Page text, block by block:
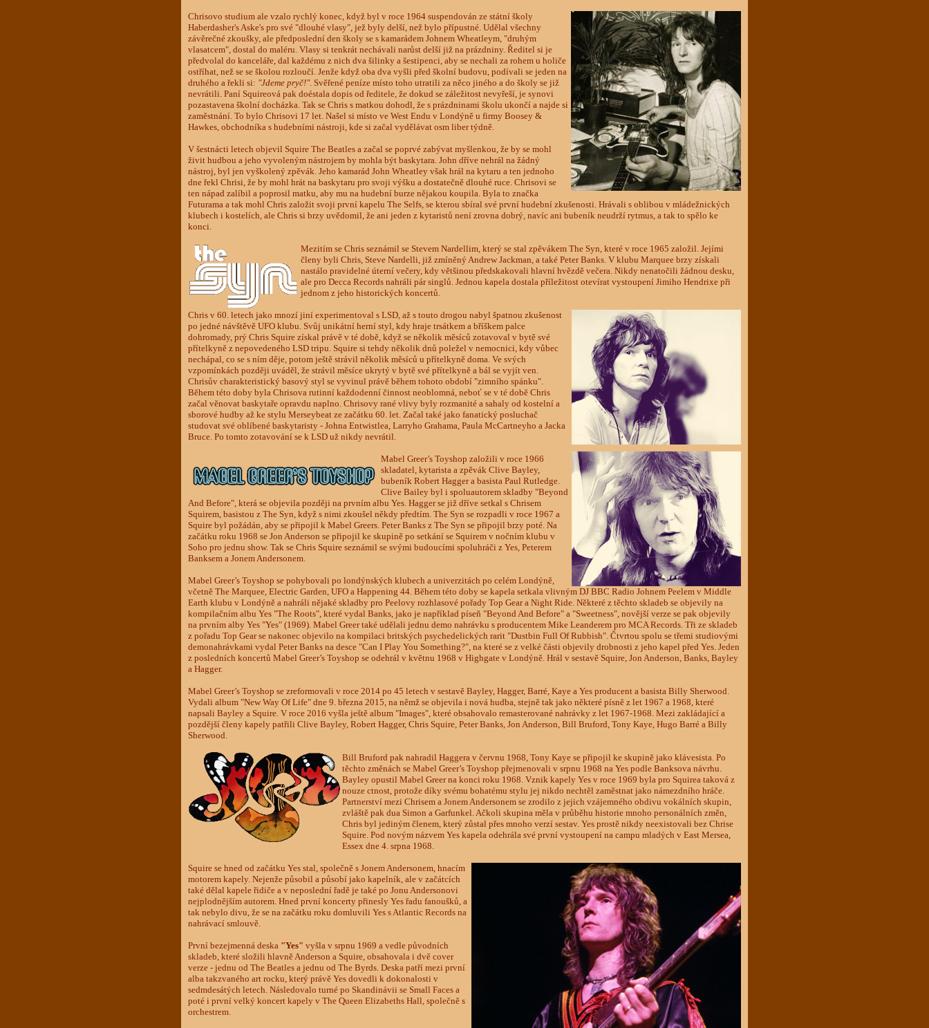
Chrisovo studium ale vzalo rychlý konec, když byl v roce 1964 suspendován ze státní školy
Haberdasher's Aske's pro své "dlouhé vlasy", jež byly delší, než bylo přípustné. Udělal všechny
závěrečné zkoušky, ale předposlední den školy se s kamarádem Johnem Wheatleym, "druhým
vlasatcem", dostal do maléru. Vlasy si tenkrát nechávali narůst delší již na prázdniny. Ředitel si je
předvolal do kanceláře, dal každému z nich dva šilinky a šestipenci, aby se nechali za rohem u holiče
ostříhat, než se se školou rozloučí. Jenže když oba dva vyšli před školní budovu, podívali se jeden na
druhého a řekli si: "Jdeme pryč!". Svěřené peníze místo toho utratili za něco jiného a do školy se již
nevrátili. Paní Squireová pak doéstala dopis od ředitele, že dokud se záležitost nevyřeší, je synovi
pozastavena školní docházka. Tak se Chris s matkou dohodl, že s prázdninami školu ukončí a najde si
zaměstnání. To bylo Chrisovi 17 let. Našel si místo ve West Endu v Londýně u firmy Boosey &
Hawkes, obchodníka s hudebními nástroji, kde si začal vydělávat osm liber týdně.
V šestnácti letech objevil Squire The Beatles a začal se poprvé zabývat myšlenkou, že by se mohl
živit hudbou a jeho vyvoleným nástrojem by mohla být baskytara. John dříve nehrál na žádný
nástroj, byl jen vyškolený zpěvák. Jeho kamarád John Wheatley však hrál na kytaru a ten jednoho
dne řekl Chrisi, že by mohl hrát na baskytaru pro svoji výšku a dostatečně dlouhé ruce. Chrisovi se
ten nápad zalíbil a poprosil matku, aby mu na hudební burze nějakou koupila. Byla to značka
Futurama a tak mohl Chris založit svoji první kapelu The Selfs, se kterou sbíral své první hudební zkušenosti. Hrávali s oblibou v mládežnických
klubech i kostelích, ale Chris si brzy uvědomil, že ani jeden z kytaristů není zrovna dobrý, navíc ani bubeník neudrží rytmus, a tak to spělo ke
konci.
Mezitím se Chris seznámil se Stevem Nardellim, který se stal zpěvákem The Syn, které v roce 1965 založil. Jejími
členy byli Chris, Steve Nardelli, již zmíněný Andrew Jackman, a také Peter Banks. V klubu Marquee brzy získali
nastálo pravidelné úterní večery, kdy většinou předskakovali hlavní hvězdě večera. Nikdy nenatočili žádnou desku,
ale pro Decca Records nahráli pár singlů. Jednou kapela dostala příležitost otevírat vystoupení Jimiho Hendrixe při
jednom z jeho historických koncertů.
Chris v 60. letech jako mnozí jiní experimentoval s LSD, až s touto drogou nabyl špatnou zkušenost
po jedné návštěvě UFO klubu. Svůj unikátní herní styl, kdy hraje trsátkem a bříškem palce
dohromady, prý Chris Squire získal právě v té době, když se několik měsíců zotavoval v bytě své
přítelkyně z nepovedeného LSD tripu. Squire si tehdy několik dnů poležel v nemocnici, kdy vůbec
nechápal, co se s ním děje, potom ještě strávil několik měsíců u přítelkyně doma. Ve svých
vzpomínkách později uváděl, že strávil měsíce ukrytý v bytě své přítelkyně a bál se vyjít ven.
Chrisův charakteristický basový styl se vyvinul právě během tohoto období "zimního spánku".
Během této doby byla Chrisova rutinní každodenní činnost neoblomná, neboť se v té době Chris
začal věnovat baskytaře opravdu naplno. Chrisovy rané vlivy byly rozmanité a sahaly od kostelní a
sborové hudby až ke stylu Merseybeat ze začátku 60. let. Začal také jako fanatický posluchač
studovat své oblíbené baskytaristy - Johna Entwistlea, Larryho Grahama, Paula McCartneyho a Jacka
Bruce. Po tomto zotavování se k LSD už nikdy nevrátil.
Mabel Greer’s Toyshop založili v roce 1966
skladatel, kytarista a zpěvák Clive Bayley,
bubeník Robert Hagger a basista Paul Rutledge.
Clive Bailey byl i spoluautorem skladby "Beyond
And Before", která se objevila později na prvním albu Yes. Hagger se již dříve setkal s Chrisem
Squirem, basistou z The Syn, když s nimi zkoušel někdy předtím. The Syn se rozpadli v roce 1967 a
Squire byl požádán, aby se připojil k Mabel Greers. Peter Banks z The Syn se připojil brzy poté. Na
začátku roku 1968 se Jon Anderson se připojil ke skupině po setkání se Squirem v nočním klubu v
Soho pro jednu show. Tak se Chris Squire seznámil se svými budoucími spoluhráči z Yes, Peterem
Banksem a Jonem Andersonem.
Mabel Greer’s Toyshop se pohybovali po londýnských klubech a univerzitách po celém Londýně,
včetně The Marquee, Electric Garden, UFO a Happening 44. Během této doby se kapela setkala vlivným DJ BBC Radio Johnem Peelem v Middle
Earth klubu v Londýně a nahráli nějaké skladby pro Peelovy rozhlasové pořady Top Gear a Night Ride. Některé z těchto skladeb se objevily na
kompilačním albu Yes "The Roots", které vydal Banks, jako je například píseň "Beyond And Before" a "Sweetness", novější verze se pak objevily
na prvním alby Yes "Yes" (1969). Mabel Greer také udělali jednu demo nahrávku s producentem Mike Leanderem pro MCA Records. Tři ze skladeb
z pořadu Top Gear se nakonec objevilo na kompilaci britských psychedelických rarit "Dustbin Full Of Rubbish". Čtvrtou spolu se třemi studiovými
demonahrávkami vydal Peter Banks na desce "Can I Play You Something?", na které se z velké části objevily drobnosti z jeho kapel před Yes. Jeden
z posledních koncertů Mabel Greer’s Toyshop se odehrál v květnu 1968 v Highgate v Londýně. Hrál v sestavě Squire, Jon Anderson, Banks, Bayley
a Hagger.
Mabel Greer’s Toyshop se zreformovali v roce 2014 po 45 letech v sestavě Bayley, Hagger, Barré, Kaye a Yes producent a basista Billy Sherwood.
Vydali album "New Way Of Life" dne 9. března 2015, na němž se objevila i nová hudba, stejně tak jako některé písně z let 1967 a 1968, které
napsali Bayley a Squire. V roce 2016 vyšla ještě album "Images", které obsahovalo remasterované nahrávky z let 1967-1968. Mezi zakládající a
pozdější členy kapely patřili Clive Bayley, Robert Hagger, Chris Squire, Peter Banks, Jon Anderson, Bill Bruford, Tony Kaye, Hugo Barré a Billy
Sherwood.
Bill Bruford pak nahradil Haggera v červnu 1968, Tony Kaye se připojil ke skupině jako klávesista. Po
těchto změnách se Mabel Greer’s Toyshop přejmenovali v srpnu 1968 na Yes podle Banksova návrhu.
Bayley opustil Mabel Greer na konci roku 1968. Vznik kapely Yes v roce 1969 byla pro Squirea taková z
nouze ctnost, protože díky svému bohatému stylu jej nikdo nechtěl zaměstnat jako námezdního hráče.
Partnerství mezi Chrisem a Jonem Andersonem se zrodilo z jejich vzájemného obdivu vokálních skupin,
zvláště pak dua Simon a Garfunkel. Ačkoli skupina měla v průběhu historie mnoho personálních změn,
Chris byl jediným členem, který zůstal přes mnoho verzí sestav. Yes prostě nikdy neexistovali bez Chrise
Squire. Pod novým názvem Yes kapela odehrála své první vystoupení na campu mladých v East Mersea,
Essex dne 4. srpna 1968.
Squire se hned od začátku Yes stal, společně s Jonem Andersonem, hnacím
motorem kapely. Nejenže působil a působí jako kapelník, ale v začátcích
také dělal kapele řidiče a v neposlední řadě je také po Jonu Andersonovi
nejplodnějším autorem. Hned první koncerty přinesly Yes řadu fanoušků, a
tak nebylo divu, že se na začátku roku domluvili Yes s Atlantic Records na
nahrávací smlouvě.
První bezejmenná deska "Yes" vyšla v srpnu 1969 a vedle původních
skladeb, které složili hlavně Anderson a Squire, obsahovala i dvě cover
verze - jednu od The Beatles a jednu od The Byrds. Deska patří mezi první
alba takzvaného art rocku, který právě Yes dovedli k dokonalosti v
sedmdesátých letech. Následovalo turné po Skandinávii se Small Faces a
poté i první velký koncert kapely v The Queen Elizabeths Hall, společně s
orchestrem.